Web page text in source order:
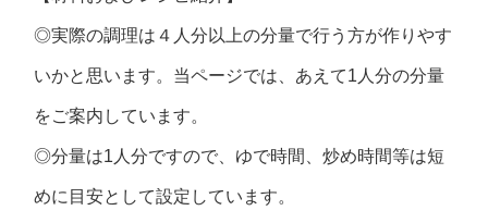
◎実際の調理は４人分以上の分量で行う方が作りやす
いかと思います。当ページでは、あえて1人分の分量
をご案内しています。
◎分量は1人分ですので、ゆで時間、炒め時間等は短
めに目安として設定しています。